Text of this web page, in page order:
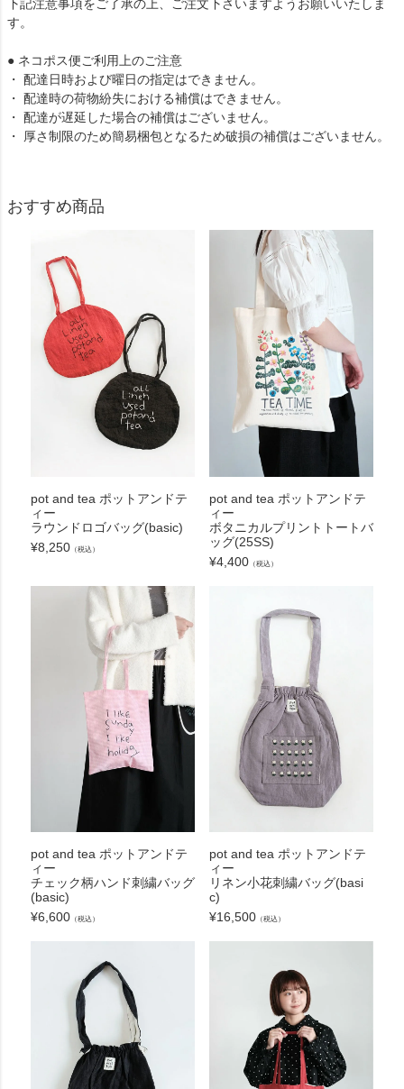
下記注意事項をご了承の上、ご注文下さいますようお願いいたしま
す。
● ネコポス便ご利用上のご注意
・ 配達日時および曜日の指定はできません。
・ 配達時の荷物紛失における補償はできません。
・ 配達が遅延した場合の補償はございません。
・ 厚さ制限のため簡易梱包となるため破損の補償はございません。
おすすめ商品
pot and tea ポットアンドテ
ィー
ラウンドロゴバッグ(basic)
¥8,250（税込）
pot and tea ポットアンドテ
ィー
ボタニカルプリントトートバ
ッグ(25SS)
¥4,400 （税込）
pot and tea ポットアンドテ
ィー
チェック柄ハンド刺繍バッグ
(basic)
¥6,600（税込）
pot and tea ポットアンドテ
ィー
リネン小花刺繍バッグ(basi
c)
¥16,500 （税込）